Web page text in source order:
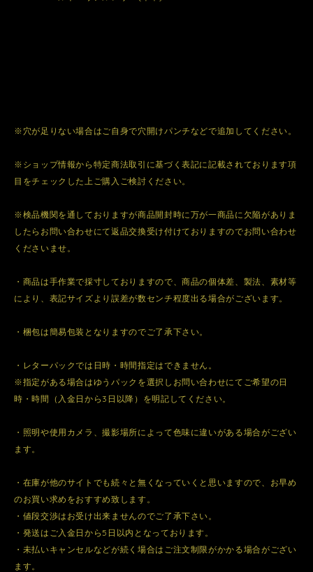
※穴が足りない場合はご自身で穴開けパンチなどで追加してください。
※ショップ情報から特定商法取引に基づく表記に記載されております項
目をチェックした上ご購入ご検討ください。
※検品機関を通しておりますが商品開封時に万が一商品に欠陥がありま
したらお問い合わせにて返品交換受け付けておりますのでお問い合わせ
くださいませ。
・商品は手作業で採寸しておりますので、商品の個体差、製法、素材等
により、表記サイズより誤差が数センチ程度出る場合がございます。
・梱包は簡易包装となりますのでご了承下さい。
・レターパックでは日時・時間指定はできません。
※指定がある場合はゆうパックを選択しお問い合わせにてご希望の日
時・時間（入金日から3日以降）を明記してください。
・照明や使用カメラ、撮影場所によって色味に違いがある場合がござい
ます。
・在庫が他のサイトでも続々と無くなっていくと思いますので、お早め
のお買い求めをおすすめ致します。
・値段交渉はお受け出来ませんのでご了承下さい。
・発送はご入金日から5日以内となっております。
・未払いキャンセルなどが続く場合はご注文制限がかかる場合がござい
ます。